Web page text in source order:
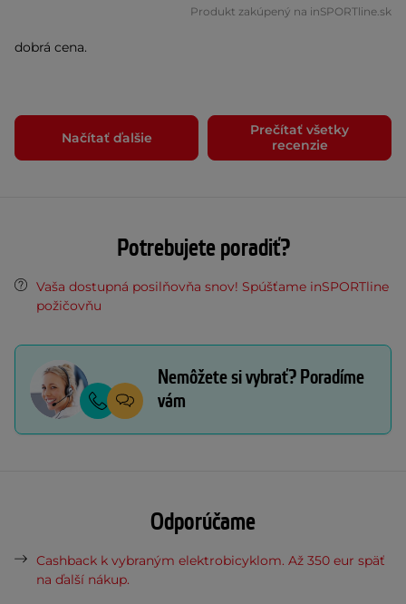
Produkt zakúpený na inSPORTline.sk
dobrá cena.
Načítať ďalšie
Prečítať všetky
recenzie
Potrebujete poradiť?
Vaša dostupná posilňovňa snov! Spúšťame inSPORTline
požičovňu
Nemôžete si vybrať? Poradíme
vám
Odporúčame
Cashback k vybraným elektrobicyklom. Až 350 eur späť
na ďalší nákup.